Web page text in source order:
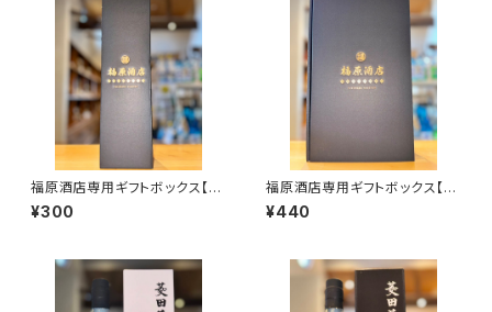
福原酒店専用ギフトボックス【7
20ml１本入】
¥300
福原酒店専用ギフトボックス【7
20ml２本入】
¥440